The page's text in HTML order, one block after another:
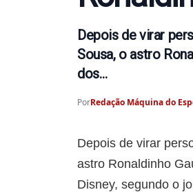
Depois de virar
Sousa, o astro
dos…
PorRedação Máquina do
Depois de virar
astro Ronaldinho
Disney, segundo o